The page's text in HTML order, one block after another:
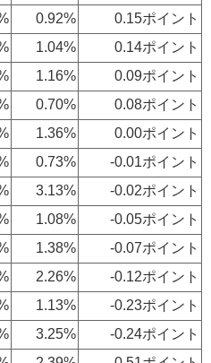
0.92%
0.15ポイント
1.04%
0.14ポイント
1.16%
0.09ポイント
0.70%
0.08ポイント
1.36%
0.00ポイント
0.73%
-0.01ポイント
3.13%
-0.02ポイント
1.08%
-0.05ポイント
1.38%
-0.07ポイント
2.26%
-0.12ポイント
1.13%
-0.23ポイント
3.25%
-0.24ポイント